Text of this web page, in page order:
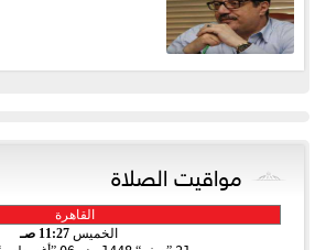
مواقيت الصلاة
الخميس11:27 صـ